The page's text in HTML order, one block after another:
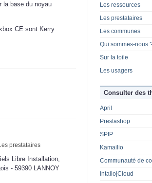
la base du noyau
CE sont Kerry
prestataires
Libre Installation,
- 59390 LANNOY
Les ressources
Les prestataires
Les communes
Qui sommes-nous
Sur la toile
Les usagers
Consulter des
April
Prestashop
SPIP
Kamailio
Communauté de
Intalio|Cloud